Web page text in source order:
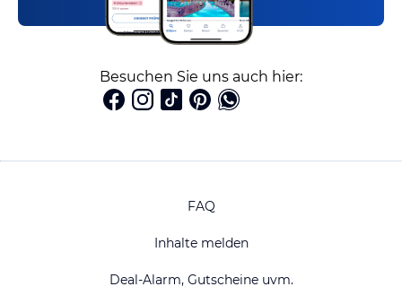
Besuchen Sie uns auch hier:
FAQ
Inhalte melden
Deal-Alarm, Gutscheine uvm.